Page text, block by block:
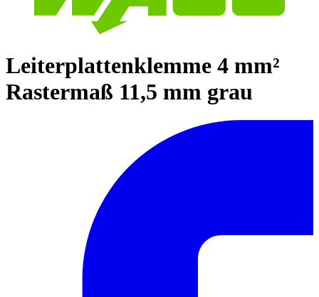
Leiterplattenklemme 4 mm²
Rastermaß 11,5 mm grau